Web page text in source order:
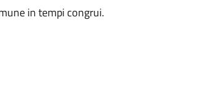
in tempi congrui.